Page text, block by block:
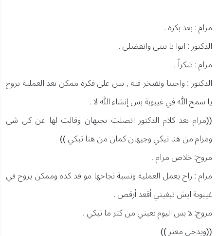
مرام : بعد بكرة .
الدكتور : ايوا يا بنتي واتفضلي .
مرام : شكراً .
الدكتور : واجبنا ونفتخر فيه , بس على فكرة ممكن بعد العملية يروح
يا سمح الله في غيبوبة بس إنشاء الله لا .
((مرام بعد كلام الدكتور اتصلت بجيهان وقالت لها عن كل شي
ومرام من هنا تبكي وجيهان كمان من هنا تبكي ))
مروج: خلاص مرام .
مرام : راح يعمل العملية ونسبة نجاحها مو قد كده وممكن يروح في
غيبوبة ايش تبغيني أقعد أرقص .
مروج: لا بس اليوم تعبتي من كتر ما تبكي .
((ويدخل معتز ))